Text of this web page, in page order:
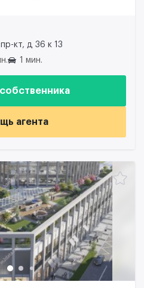
кт, д 36 к 13
1 мин.
агента